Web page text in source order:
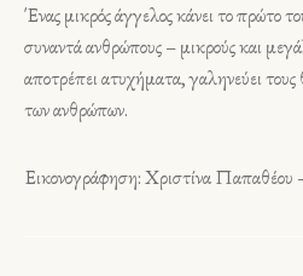
Ένας μικρός άγγελος κάνει το πρώτο
συναντά ανθρώπους – μικρούς και
αποτρέπει ατυχήματα, γαληνεύει τους
των ανθρώπων.
Εικονογράφηση: Χριστίνα Παπαθέου